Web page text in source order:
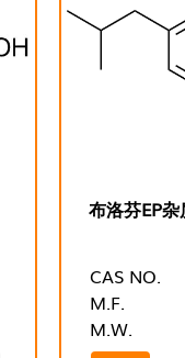
布洛芬EP杂
CAS NO.
M.F.
M.W.